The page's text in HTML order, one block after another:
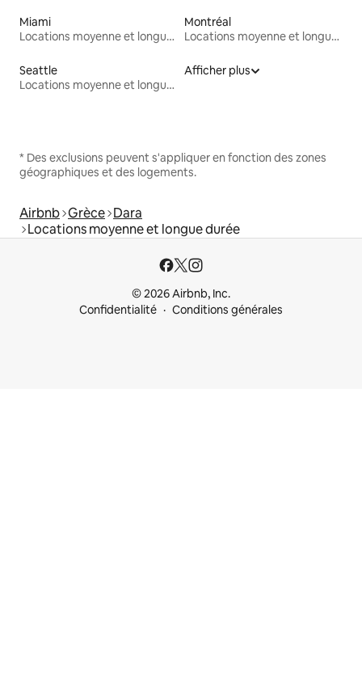
Miami
Locations moyenne et longue durée
Montréal
Locations moyenne et longue durée
Seattle
Locations moyenne et longue durée
Afficher plus
* Des exclusions peuvent s'appliquer en fonction des zones
géographiques et des logements.
Airbnb Grèce Dara
Locations moyenne et longue durée
© 2026 Airbnb, Inc.
Confidentialité
Conditions générales